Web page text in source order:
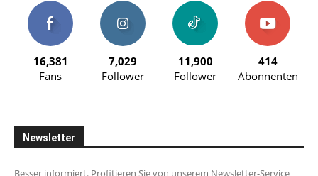
16,381
Fans
7,029
Follower
11,900
Follower
414
Abonnenten
Newsletter
Besser informiert. Profitieren Sie von unserem Newsletter-Service